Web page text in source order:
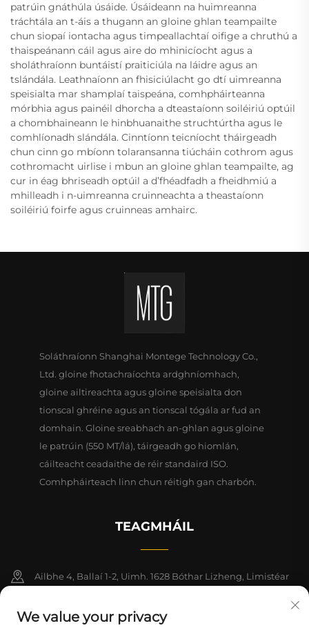
patrúin gnáthúla úsáide. Úsáideann na huimreanna
tráchtála an t-áis a thugann an gloine ghlan teampailte
chun siopaí iontacha agus timpeallachtaí oifige a chruthú a
thaispeánann cáil agus aire do mhinicíocht agus a
sholáthraíonn buntáistí praiticiúla na láidre agus an
tslándála. Leathnaíonn an fhisiciúlacht go dtí uimreanna
speisialta mar shamplaí taispeána, comhpháirteanna
mórbhia agus painéil dhorcha a dteastaíonn soiléiriú optúil
a chombhaineann le hinbhuanaithe struchtúrtha agus le
comhlíonadh slándála. Cinntíonn teicníocht tháirgeadh
chun cinn go mbíonn tolaransanna tiúcháin cothrom agus
cothromacht uirlise i mbun an gloine ghlan teampailte, ag
cur in éag bhriseadh optúil a d’fhéadfadh a fheidhmiú a
mhilleadh i n-uimreanna cruinneachta a theastaíonn
soiléiriú foirfe agus cruinneas amhairc.
Soláthraíonn Shanghai Montege Technology Co.,
Ltd. gloine fhotachraíochta ardghníomhach,
gloine ailtireachta agus gloine speisialta don
tionscal ghréine agus an tionscal tógála ar fud an
domhain. Gloine sreabhach an-ghlan agus gloine
le patrúin (550 MT/lá), táirgeadh go hiomlán,
cáilteacht ceadaithe de réir standaird ISO.
Comhpháirteach linn chun réitigh gan charbón.
TEAGMHÁIL
Ailbhe 4, Ballaí 1-2, Uimh. 1628 Bóthar Lizheng, Limistéar
+86-15124919712
We value your privacy